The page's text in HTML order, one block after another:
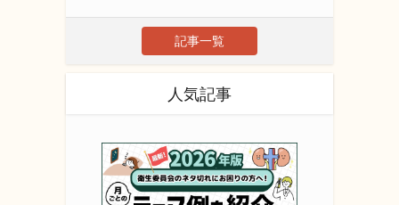
記事一覧
人気記事